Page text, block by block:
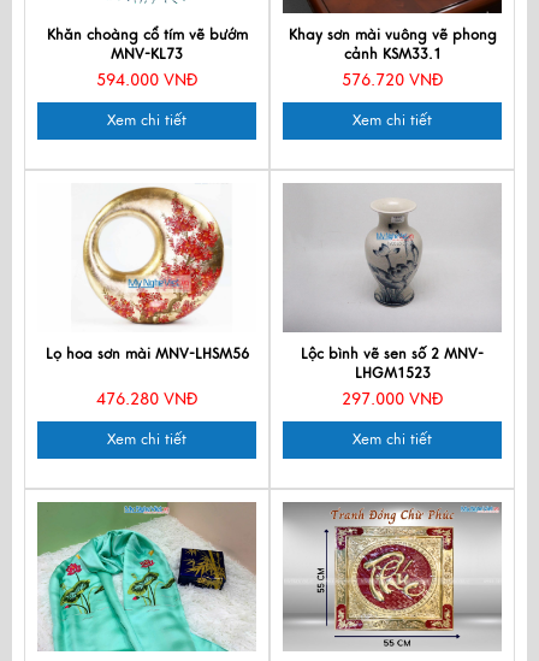
Khăn choàng cổ tím vẽ bướm
MNV-KL73
594.000 VNĐ
Xem chi tiết
Khay sơn mài vuông vẽ phong
cảnh KSM33.1
576.720 VNĐ
Xem chi tiết
Lọ hoa sơn mài MNV-LHSM56
476.280 VNĐ
Xem chi tiết
Lộc bình vẽ sen số 2 MNV-
LHGM1523
297.000 VNĐ
Xem chi tiết